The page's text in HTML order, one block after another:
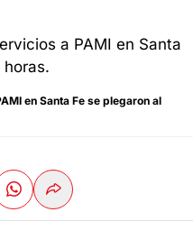
en Santa Fe se plegaron al